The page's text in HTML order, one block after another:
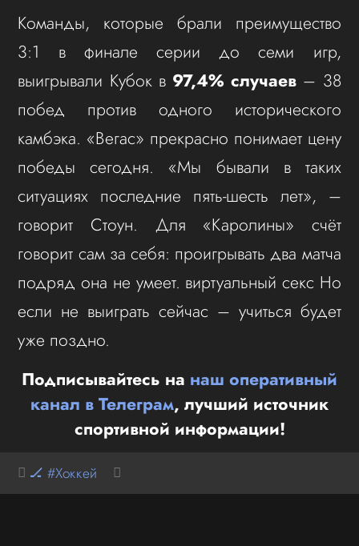
Команды, которые брали преимущество
3:1 в финале серии до семи игр,
выигрывали Кубок в 97,4% случаев – 38
побед против одного исторического
камбэка. «Вегас» прекрасно понимает цену
победы сегодня. «Мы бывали в таких
ситуациях последние пять-шесть лет», –
говорит Стоун. Для «Каролины» счёт
говорит сам за себя: проигрывать два матча
подряд она не умеет. виртуальный секс Но
если не выиграть сейчас – учиться будет
уже поздно.
Подписывайтесь на наш оперативный
канал в Телеграм, лучший источник
спортивной информации!
🏒 #Хоккей